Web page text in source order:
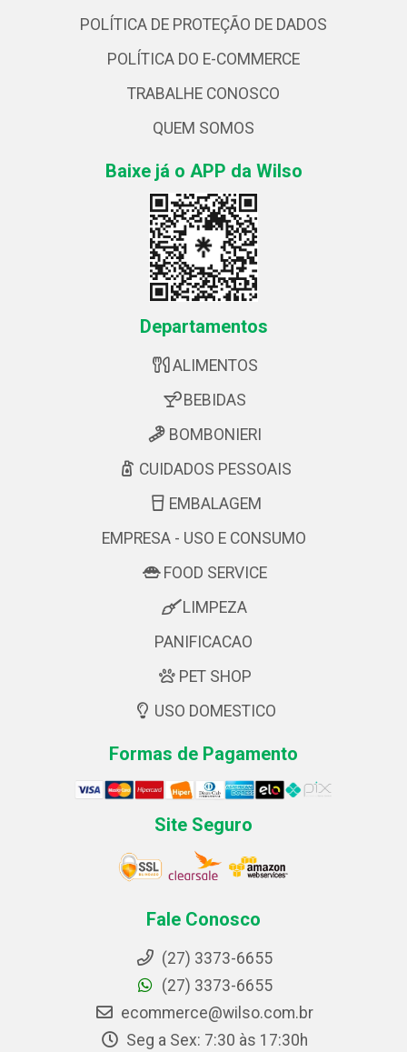
POLÍTICA DE PROTEÇÃO DE DADOS
POLÍTICA DO E-COMMERCE
TRABALHE CONOSCO
QUEM SOMOS
Baixe já o APP da Wilso
Departamentos
ALIMENTOS
BEBIDAS
BOMBONIERI
CUIDADOS PESSOAIS
EMBALAGEM
EMPRESA - USO E CONSUMO
FOOD SERVICE
LIMPEZA
PANIFICACAO
PET SHOP
USO DOMESTICO
Formas de Pagamento
Site Seguro
Fale Conosco
(27) 3373-6655
(27) 3373-6655
ecommerce@wilso.com.br
Seg a Sex: 7:30 às 17:30h